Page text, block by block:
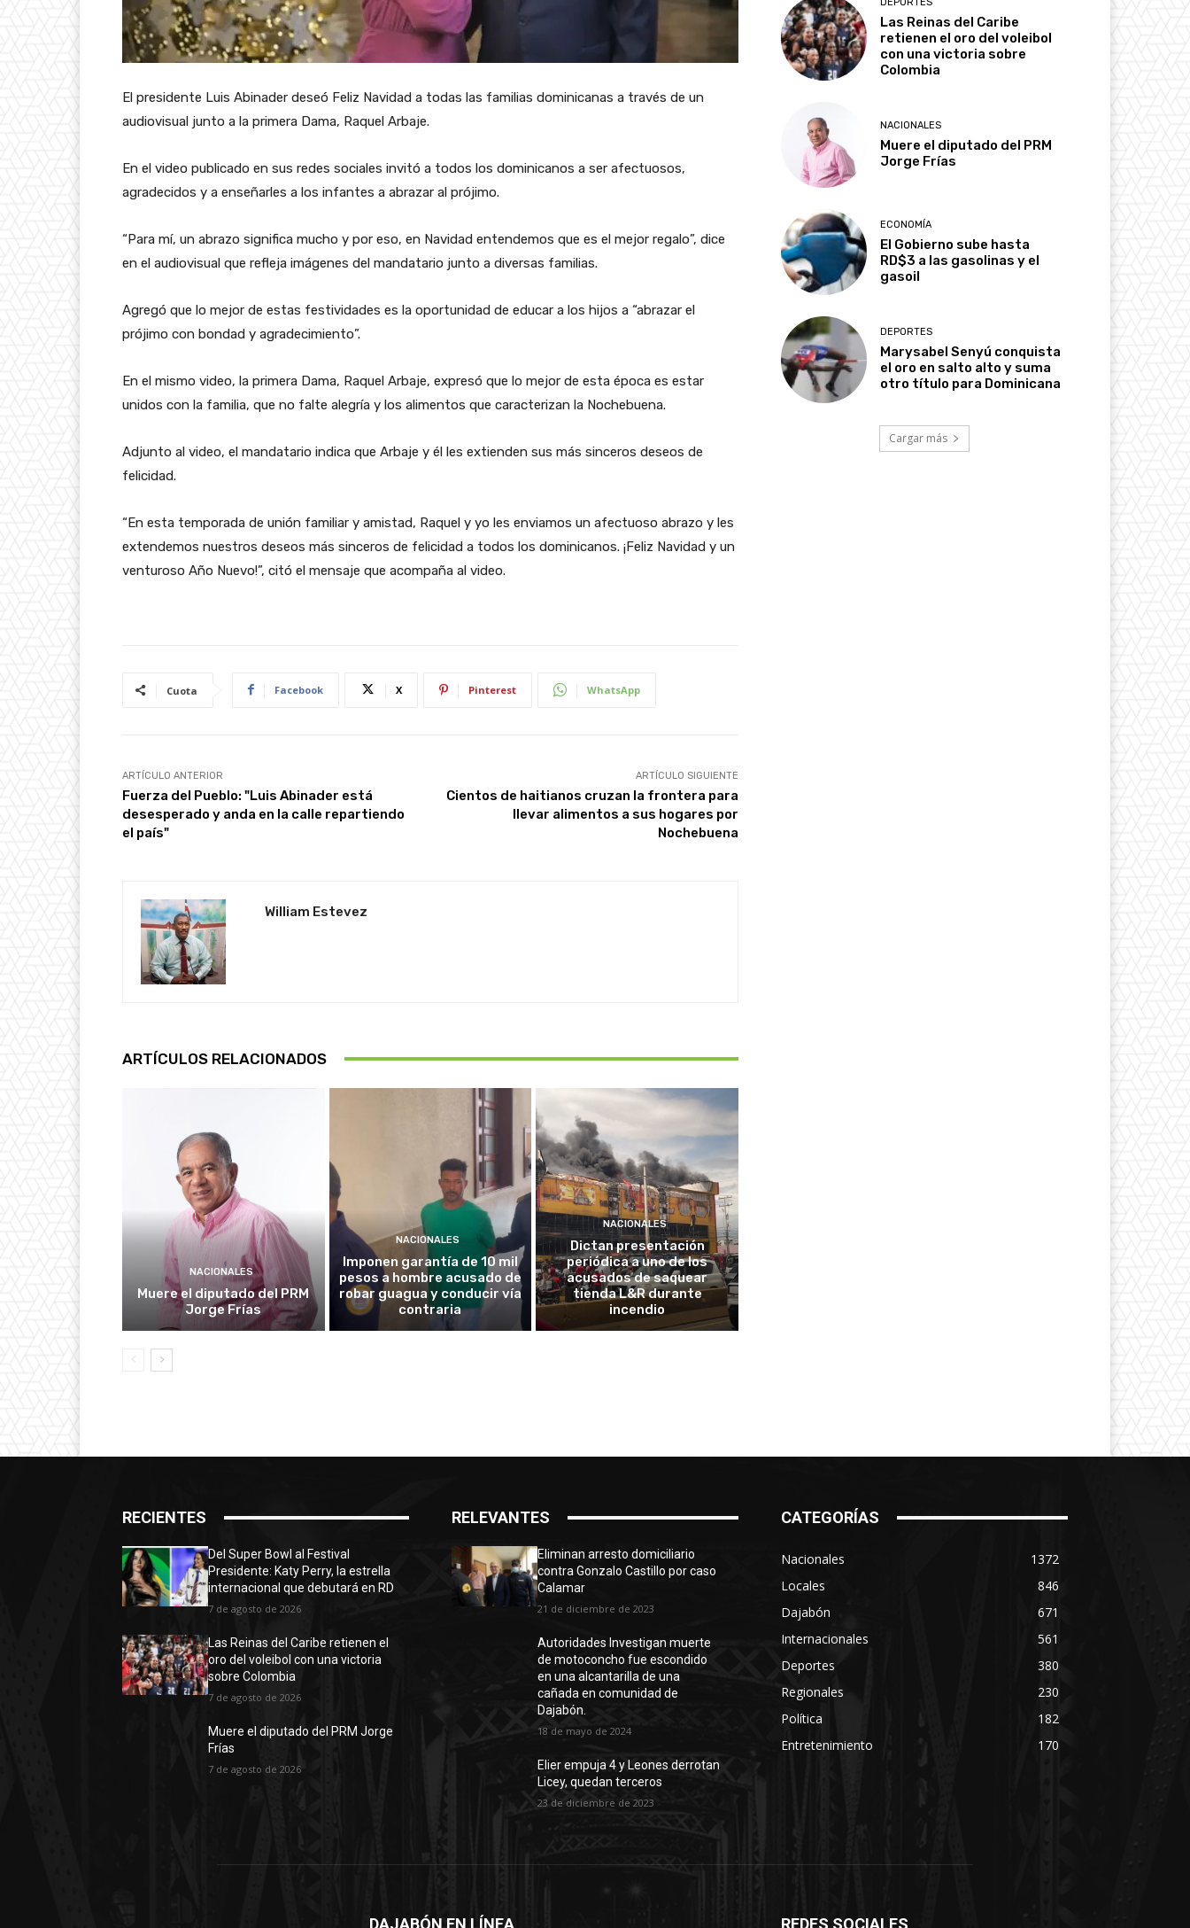
El presidente Luis Abinader deseó Feliz Navidad a todas las familias dominicanas a través de un
audiovisual junto a la primera Dama, Raquel Arbaje.
En el video publicado en sus redes sociales invitó a todos los dominicanos a ser afectuosos,
agradecidos y a enseñarles a los infantes a abrazar al prójimo.
“Para mí, un abrazo significa mucho y por eso, en Navidad entendemos que es el mejor regalo”, dice
en el audiovisual que refleja imágenes del mandatario junto a diversas familias.
Agregó que lo mejor de estas festividades es la oportunidad de educar a los hijos a “abrazar el
prójimo con bondad y agradecimiento”.
En el mismo video, la primera Dama, Raquel Arbaje, expresó que lo mejor de esta época es estar
unidos con la familia, que no falte alegría y los alimentos que caracterizan la Nochebuena.
Adjunto al video, el mandatario indica que Arbaje y él les extienden sus más sinceros deseos de
felicidad.
“En esta temporada de unión familiar y amistad, Raquel y yo les enviamos un afectuoso abrazo y les
extendemos nuestros deseos más sinceros de felicidad a todos los dominicanos. ¡Feliz Navidad y un
venturoso Año Nuevo!”, citó el mensaje que acompaña al video.
Cuota Facebook X Pinterest WhatsApp
ARTÍCULO ANTERIOR
Fuerza del Pueblo: "Luis Abinader está
desesperado y anda en la calle repartiendo
el país"
ARTÍCULO SIGUIENTE
Cientos de haitianos cruzan la frontera para
llevar alimentos a sus hogares por
Nochebuena
William Estevez
ARTÍCULOS RELACIONADOS
NACIONALES
Muere el diputado del PRM
Jorge Frías
NACIONALES
Imponen garantía de 10 mil
pesos a hombre acusado de
robar guagua y conducir vía
contraria
NACIONALES
Dictan presentación
periódica a uno de los
acusados de saquear
tienda L&R durante
incendio
Las Reinas del Caribe
retienen el oro del voleibol
con una victoria sobre
Colombia
NACIONALES
Muere el diputado del PRM
Jorge Frías
ECONOMÍA
El Gobierno sube hasta
RD$3 a las gasolinas y el
gasoil
DEPORTES
Marysabel Senyú conquista
el oro en salto alto y suma
otro título para Dominicana
Cargar más
RECIENTES
Del Super Bowl al Festival
Presidente: Katy Perry, la estrella
internacional que debutará en RD
7 de agosto de 2026
Las Reinas del Caribe retienen el
oro del voleibol con una victoria
sobre Colombia
7 de agosto de 2026
Muere el diputado del PRM Jorge
Frías
7 de agosto de 2026
RELEVANTES
Eliminan arresto domiciliario
contra Gonzalo Castillo por caso
Calamar
21 de diciembre de 2023
Autoridades Investigan muerte
de motoconcho fue escondido
en una alcantarilla de una
cañada en comunidad de
Dajabón.
18 de mayo de 2024
Elier empuja 4 y Leones derrotan
Licey, quedan terceros
23 de diciembre de 2023
CATEGORÍAS
Nacionales
1372
Locales
846
Dajabón
671
Internacionales
561
Deportes
380
Regionales
230
Política
182
Entretenimiento
170
DAJABÓN EN LÍNEA REDES SOCIALES